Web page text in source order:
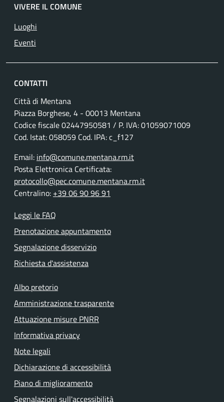
VIVERE IL COMUNE
Luoghi
Eventi
CONTATTI
Città di Mentana
Piazza Borghese, 4 - 00013 Mentana
Codice fiscale02447950581 / P. IVA:01059071009
Cod. Istat: 058059 Cod. IPA: c_f127
Email: info@comune.mentana.rm.it
Posta Elettronica Certificata:
protocollo@pec.comune.mentana.rm.it
Centralino: +39 06 90 96 91
Leggi le FAQ
Prenotazione appuntamento
Segnalazione disservizio
Richiesta d'assistenza
Albo pretorio
Amministrazione trasparente
Attuazione misure PNRR
Informativa privacy
Note legali
Dichiarazione di accessibilità
Piano di miglioramento
Segnalazioni sull'accessibilità